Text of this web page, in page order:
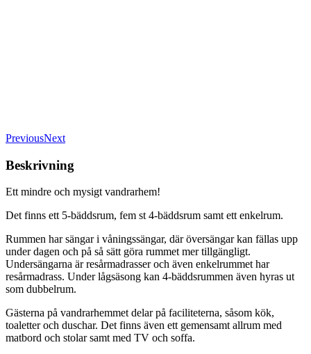
PreviousNext
Beskrivning
Ett mindre och mysigt vandrarhem!
Det finns ett 5-bäddsrum, fem st 4-bäddsrum samt ett enkelrum.
Rummen har sängar i våningssängar, där översängar kan fällas upp
under dagen och på så sätt göra rummet mer tillgängligt.
Undersängarna är resårmadrasser och även enkelrummet har
resårmadrass. Under lågsäsong kan 4-bäddsrummen även hyras ut
som dubbelrum.
Gästerna på vandrarhemmet delar på faciliteterna, såsom kök,
toaletter och duschar. Det finns även ett gemensamt allrum med
matbord och stolar samt med TV och soffa.